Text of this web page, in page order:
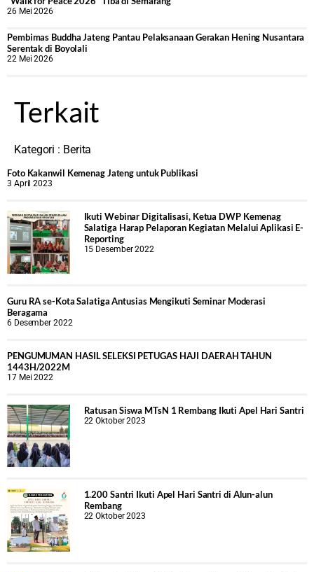
26 Mei 2026
‎Pembimas Buddha Jateng Pantau Pelaksanaan Gerakan Hening Nusantara
Serentak di Boyolali
22 Mei 2026
Terkait
Kategori : Berita
Foto Kakanwil Kemenag Jateng untuk Publikasi
3 April 2023
Ikuti Webinar Digitalisasi, Ketua DWP Kemenag
Salatiga Harap Pelaporan Kegiatan Melalui Aplikasi E-
Reporting
15 Desember 2022
Guru RA se-Kota Salatiga Antusias Mengikuti Seminar Moderasi
Beragama
6 Desember 2022
PENGUMUMAN HASIL SELEKSI PETUGAS HAJI DAERAH TAHUN
1443H/2022M
17 Mei 2022
Ratusan Siswa MTsN 1 Rembang Ikuti Apel Hari Santri
22 Oktober 2023
1.200 Santri Ikuti Apel Hari Santri di Alun-alun
Rembang
22 Oktober 2023